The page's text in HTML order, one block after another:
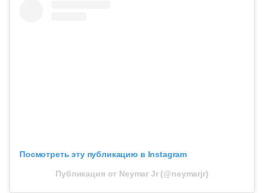
Посмотреть эту публикацию в Instagram
Публикация от Neymar Jr (@neymarjr)